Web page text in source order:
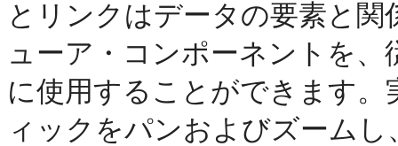
とリンクはデータの要素と
ューア・コンポーネントを
に使用することができます
ィックをパンおよびズーム